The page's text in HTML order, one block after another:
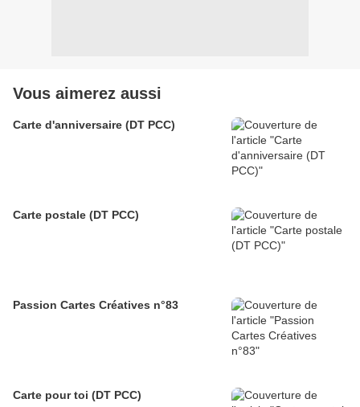
Vous aimerez aussi
Carte d'anniversaire (DT PCC)
Carte postale (DT PCC)
Passion Cartes Créatives n°83
Carte pour toi (DT PCC)